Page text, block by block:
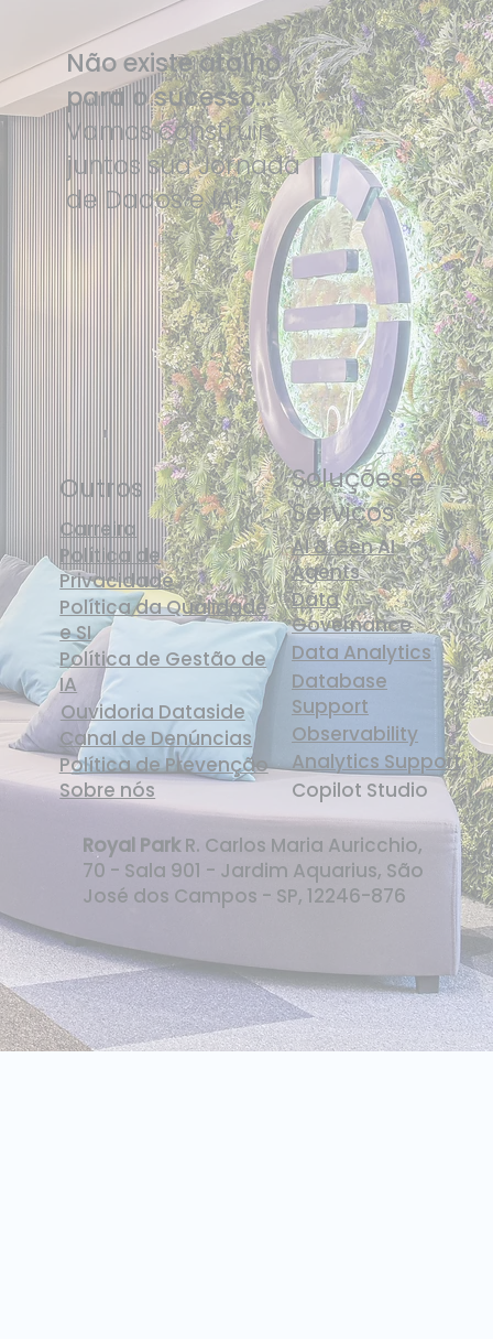
Não existe atalho
para o sucesso...
Vamos construir
juntos sua Jornada
de Dados e IA!
Soluções e
Serviços
AI & Gen AI
Agents
Data
Governance
Data Analytics
Database
Support
Observability
Analytics Support
Copilot Studio
Royal ParkR. Carlos Maria Auricchio,
70 - Sala 901 - Jardim Aquarius, São
José dos Campos - SP, 12246-876
Outros
Carreira
Política de
Privacidade
Política da Qualidade
e SI
Política de Gestão de
IA
Ouvidoria Dataside
Canal de Denúncias
Política de Prevenção
Sobre nós